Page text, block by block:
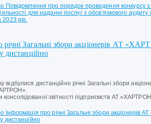
Повідомлення про порядок проведення конкурсу з
для наданні послуг з обов'язкового аудиту
рік.
річні Загальні збори акціонерів АТ
дистанційно
відбулися дистанційно річні Загальні збори
консолідованої звітності підприємств АТ
Інформація про річні Загальні збори акціонерів
дистанційно